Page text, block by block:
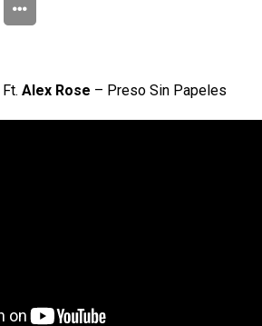
Ft. Alex Rose – Preso Sin Papeles